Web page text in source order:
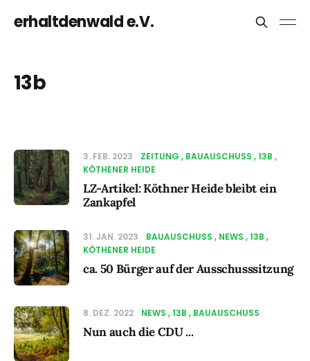
erhaltdenwald e.V.
13b
3. FEB. 2023 ZEITUNG BAUAUSCHUSS 13B
KÖTHENER HEIDE
LZ-Artikel: Köthner Heide bleibt ein
Zankapfel
31. JAN. 2023 BAUAUSCHUSS NEWS 13B
KÖTHENER HEIDE
ca. 50 Bürger auf der Ausschusssitzung
8. DEZ. 2022 NEWS 13B BAUAUSCHUSS
Nun auch die CDU ...